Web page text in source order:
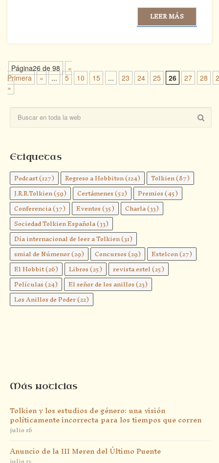
LEER MÁS
Página26 de 98
«
Primera
« ... 5 10 15 ... 23 24 25 26 27 28
»
Etiquetas
Podcast(127) Regreso a Hobbiton(124) Tolkien(87)
J.R.R.Tolkien(59) Certámenes(52) Premios(45)
Conferencia(37) Eventos(35) Charla(33)
Sociedad Tolkien Española(33)
Día internacional de leer a Tolkien(31)
smial de Númenor(29) Concursos(29) Estelcon(27)
El Hobbit(26) Libros(25) revista estel(25)
Películas(24) El señor de los anillos(23)
Los Anillos de Poder(22)
Más noticias
Tolkien y los estudios de género: una visión
políticamente incorrecta para los tiempos que corren
julio 16
Anuncio de la III Meren del Último Puente